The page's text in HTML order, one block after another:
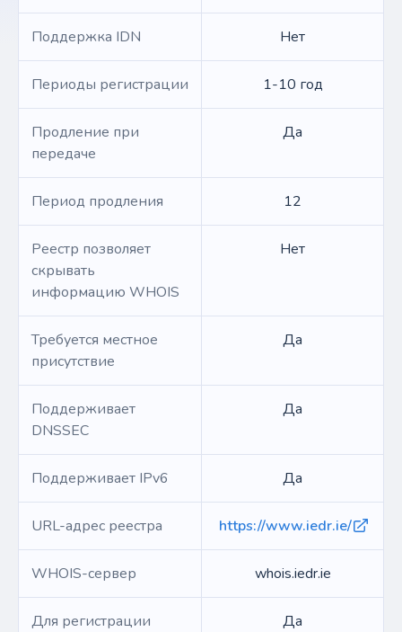
Поддержка IDN Нет
Периоды регистрации 1-10 год
Продление при
передаче
Да
Период продления 12
Реестр позволяет
скрывать
информацию WHOIS
Нет
Требуется местное
присутствие
Да
Поддерживает
DNSSEC
Да
Поддерживает IPv6 Да
URL-адрес реестра https://www.iedr.ie/
WHOIS-сервер whois.iedr.ie
Для регистрации
Да